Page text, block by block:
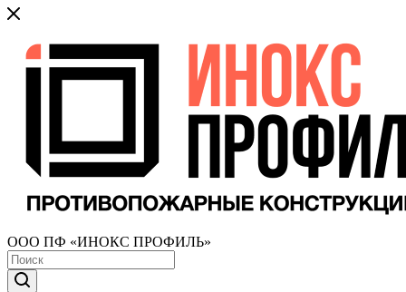
ООО ПФ «ИНОКС ПРОФИЛЬ»